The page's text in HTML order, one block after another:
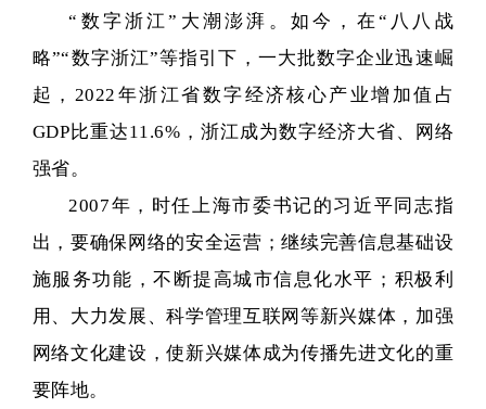
“数字浙江”大潮澎湃。如今，在“八八战
略”“数字浙江”等指引下，一大批数字企业迅速崛
起，2022年浙江省数字经济核心产业增加值占
GDP比重达11.6%，浙江成为数字经济大省、网络
强省。
2007年，时任上海市委书记的习近平同志指
出，要确保网络的安全运营；继续完善信息基础设
施服务功能，不断提高城市信息化水平；积极利
用、大力发展、科学管理互联网等新兴媒体，加强
网络文化建设，使新兴媒体成为传播先进文化的重
要阵地。